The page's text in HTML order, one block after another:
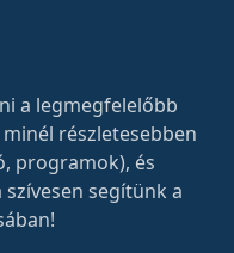
a legmegfelelőbb
részletesebben
programok), és
segítünk a